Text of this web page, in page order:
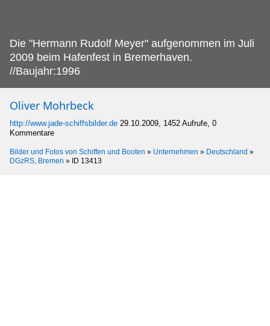
Die "Hermann Rudolf Meyer" aufgenommen im Juli
2009 beim Hafenfest in Bremerhaven.
//Baujahr:1996
Oliver Mohrbeck
http://www.jade-schiffsbilder.de 29.10.2009, 1452 Aufrufe, 0
Kommentare
Bilder und Fotos von Schiffen und Booten » Unternehmen » Deutschland »
DGzRS, Bremen » ID 13413